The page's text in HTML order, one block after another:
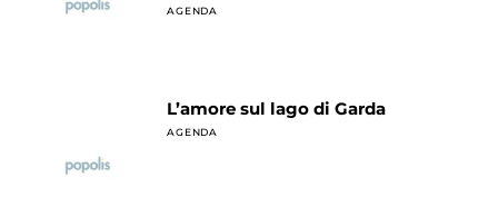
AGENDA
L’amore sul lago di Garda
AGENDA